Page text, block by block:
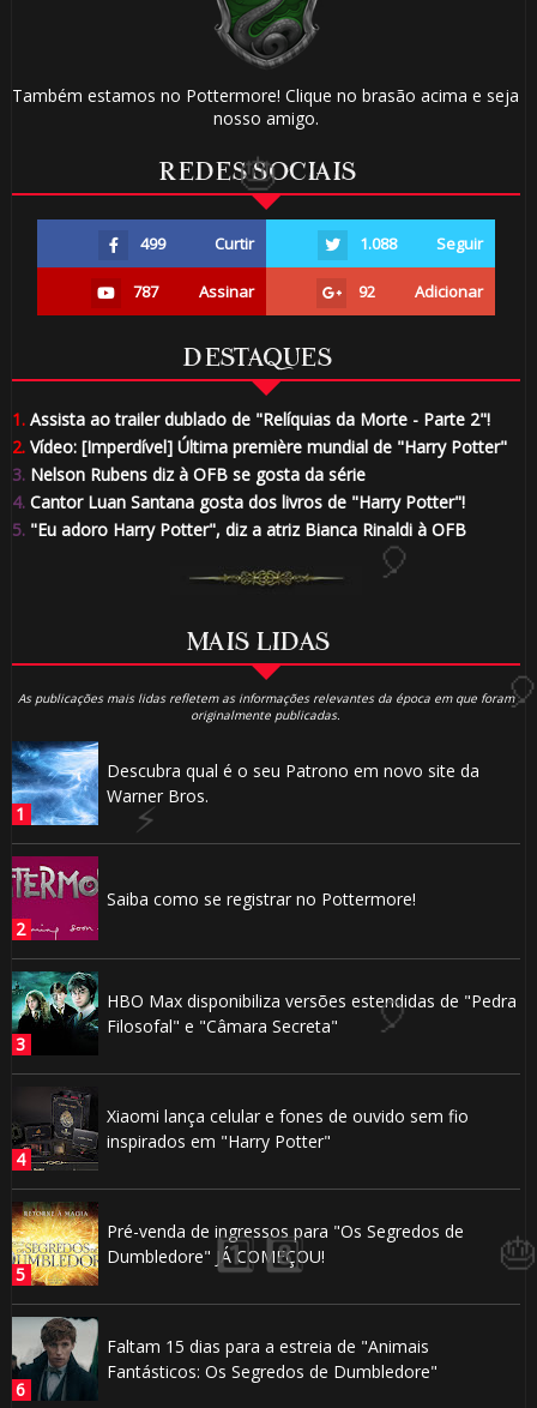
Também estamos no Pottermore! Clique no brasão acima e seja
nosso amigo.
REDES SOCIAIS
499 Curtir 1.088 Seguir
787 Assinar 92 Adicionar
DESTAQUES
1.Assista ao trailer dublado de "Relíquias da Morte - Parte 2"!
2.Vídeo: [Imperdível] Última première mundial de "Harry Potter"
3.Nelson Rubens diz à OFB se gosta da série
4.Cantor Luan Santana gosta dos livros de "Harry Potter"!
5."Eu adoro Harry Potter", diz a atriz Bianca Rinaldi à OFB
MAIS LIDAS
As publicações mais lidas refletem as informações relevantes da época em que foram
originalmente publicadas.
Descubra qual é o seu Patrono em novo site da
Warner Bros.
Saiba como se registrar no Pottermore!
HBO Max disponibiliza versões estendidas de "Pedra
Filosofal" e "Câmara Secreta"
Xiaomi lança celular e fones de ouvido sem fio
inspirados em "Harry Potter"
Pré-venda de ingressos para "Os Segredos de
Dumbledore" JÁ COMEÇOU!
Faltam 15 dias para a estreia de "Animais
Fantásticos: Os Segredos de Dumbledore"
1️⃣ 8️⃣